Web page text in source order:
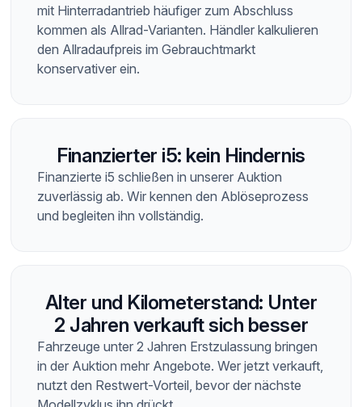
mit Hinterradantrieb häufiger zum Abschluss
kommen als Allrad-Varianten. Händler kalkulieren
den Allradaufpreis im Gebrauchtmarkt
konservativer ein.
Finanzierter i5: kein Hindernis
Finanzierte i5 schließen in unserer Auktion
zuverlässig ab. Wir kennen den Ablöseprozess
und begleiten ihn vollständig.
Alter und Kilometerstand: Unter
2 Jahren verkauft sich besser
Fahrzeuge unter 2 Jahren Erstzulassung bringen
in der Auktion mehr Angebote. Wer jetzt verkauft,
nutzt den Restwert-Vorteil, bevor der nächste